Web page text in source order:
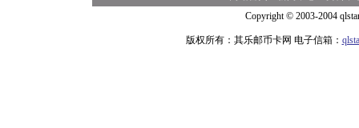
Copyright © 2003-2004
版权所有：其乐邮币卡网 电子信箱：